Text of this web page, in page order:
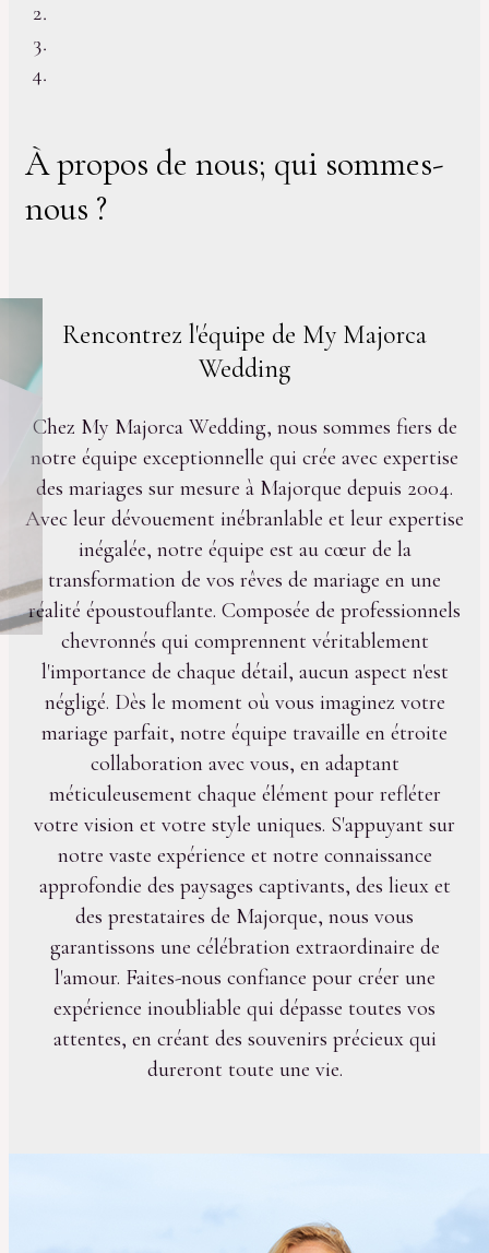
À propos de nous; qui sommes-
nous ?
Rencontrez l'équipe de My Majorca
Wedding
Chez My Majorca Wedding, nous sommes fiers de
notre équipe exceptionnelle qui crée avec expertise
des mariages sur mesure à Majorque depuis 2004.
Avec leur dévouement inébranlable et leur expertise
inégalée, notre équipe est au cœur de la
transformation de vos rêves de mariage en une
réalité époustouflante. Composée de professionnels
chevronnés qui comprennent véritablement
l'importance de chaque détail, aucun aspect n'est
négligé. Dès le moment où vous imaginez votre
mariage parfait, notre équipe travaille en étroite
collaboration avec vous, en adaptant
méticuleusement chaque élément pour refléter
votre vision et votre style uniques. S'appuyant sur
notre vaste expérience et notre connaissance
approfondie des paysages captivants, des lieux et
des prestataires de Majorque, nous vous
garantissons une célébration extraordinaire de
l'amour. Faites-nous confiance pour créer une
expérience inoubliable qui dépasse toutes vos
attentes, en créant des souvenirs précieux qui
dureront toute une vie.